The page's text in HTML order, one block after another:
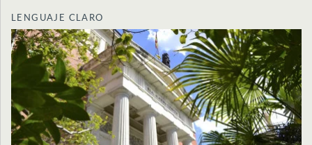
LENGUAJE CLARO